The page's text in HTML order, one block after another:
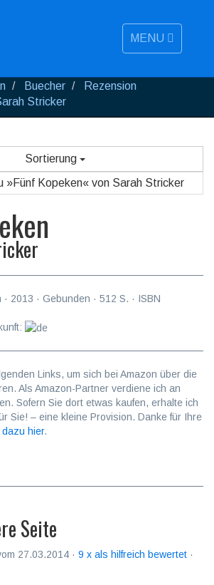
MENU
Buecher
Rezension
Stricker
Sortierung
· 2013 · Gebunden · 512 S. · ISBN
Links, um sich bei Amazon über die
Als Amazon-Partner verdiene ich an
Sofern Sie dort etwas kaufen, erhalte ich
Sie! – eine kleine Provision. Danke für Ihre
dazu hier.
Seite
27.03.2014 · 9 x als hilfreich bewertet ·